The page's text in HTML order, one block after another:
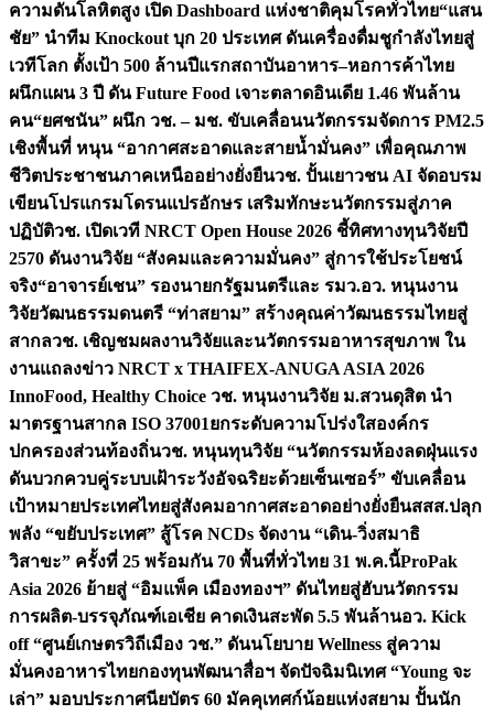
ความดันโลหิตสูง เปิด Dashboard แห่งชาติคุมโรคทั่วไทย“แสน
ชัย” นำทีม Knockout บุก 20 ประเทศ ดันเครื่องดื่มชูกำลังไทยสู่
เวทีโลก ตั้งเป้า 500 ล้านปีแรกสถาบันอาหาร–หอการค้าไทย
ผนึกแผน 3 ปี ดัน Future Food เจาะตลาดอินเดีย 1.46 พันล้าน
คน“ยศชนัน” ผนึก วช. – มช. ขับเคลื่อนนวัตกรรมจัดการ PM2.5
เชิงพื้นที่ หนุน “อากาศสะอาดและสายน้ำมั่นคง” เพื่อคุณภาพ
ชีวิตประชาชนภาคเหนืออย่างยั่งยืนวช. ปั้นเยาวชน AI จัดอบรม
เขียนโปรแกรมโดรนแปรอักษร เสริมทักษะนวัตกรรมสู่ภาค
ปฏิบัติวช. เปิดเวที NRCT Open House 2026 ชี้ทิศทางทุนวิจัยปี
2570 ดันงานวิจัย “สังคมและความมั่นคง” สู่การใช้ประโยชน์
จริง“อาจารย์เชน” รองนายกรัฐมนตรีและ รมว.อว. หนุนงาน
วิจัยวัฒนธรรมดนตรี “ท่าสยาม” สร้างคุณค่าวัฒนธรรมไทยสู่
สากลวช. เชิญชมผลงานวิจัยและนวัตกรรมอาหารสุขภาพ ใน
งานแถลงข่าว NRCT x THAIFEX-ANUGA ASIA 2026
InnoFood, Healthy Choice วช. หนุนงานวิจัย ม.สวนดุสิต นำ
มาตรฐานสากล ISO 37001ยกระดับความโปร่งใสองค์กร
ปกครองส่วนท้องถิ่นวช. หนุนทุนวิจัย “นวัตกรรมห้องลดฝุ่นแรง
ดันบวกควบคู่ระบบเฝ้าระวังอัจฉริยะด้วยเซ็นเซอร์” ขับเคลื่อน
เป้าหมายประเทศไทยสู่สังคมอากาศสะอาดอย่างยั่งยืนสสส.ปลุก
พลัง “ขยับประเทศ” สู้โรค NCDs จัดงาน “เดิน-วิ่งสมาธิ
วิสาขะ” ครั้งที่ 25 พร้อมกัน 70 พื้นที่ทั่วไทย 31 พ.ค.นี้ProPak
Asia 2026 ย้ายสู่ “อิมแพ็ค เมืองทองฯ” ดันไทยสู่ฮับนวัตกรรม
การผลิต-บรรจุภัณฑ์เอเชีย คาดเงินสะพัด 5.5 พันล้านอว. Kick
off “ศูนย์เกษตรวิถีเมือง วช.” ดันนโยบาย Wellness สู่ความ
มั่นคงอาหารไทยกองทุนพัฒนาสื่อฯ จัดปัจฉิมนิเทศ “Young จะ
เล่า” มอบประกาศนียบัตร 60 มัคคุเทศก์น้อยแห่งสยาม ปั้นนัก